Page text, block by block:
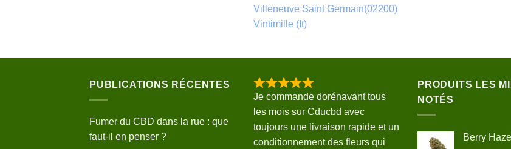
Villeneuve Saint Germain(02200)
Vintimille (It)
PUBLICATIONS RÉCENTES
Fumer du CBD dans la rue : que
faut-il en penser ?
Je commande dorénavant tous
les mois sur Cducbd avec
toujours une livraison rapide et un
conditionnement des fleurs qui
PRODUITS LES
NOTÉS
Berry